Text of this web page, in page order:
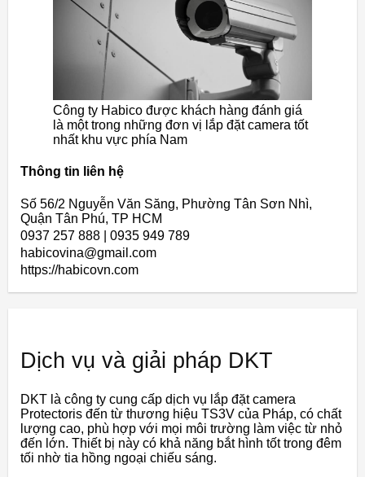
Công ty Habico được khách hàng đánh giá
là một trong những đơn vị lắp đặt camera tốt
nhất khu vực phía Nam
Thông tin liên hệ
Số 56/2 Nguyễn Văn Săng, Phường Tân Sơn Nhì,
Quận Tân Phú, TP HCM
0937 257 888 | 0935 949 789
habicovina@gmail.com
https://habicovn.com
Dịch vụ và giải pháp DKT
DKT là công ty cung cấp dịch vụ lắp đặt camera
Protectoris đến từ thương hiệu TS3V của Pháp, có chất
lượng cao, phù hợp với mọi môi trường làm việc từ nhỏ
đến lớn. Thiết bị này có khả năng bắt hình tốt trong đêm
tối nhờ tia hồng ngoại chiếu sáng.